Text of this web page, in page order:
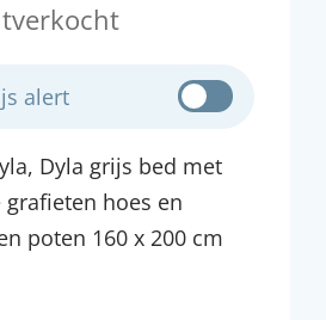
alert
Dyla grijs bed met
hoes en
poten 160 x 200 cm